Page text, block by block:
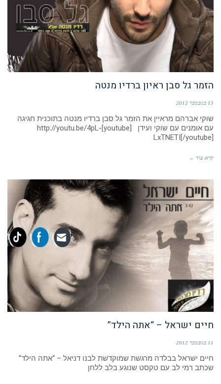
הזמר גל סבן ראיון ברדיו מנטה
13 בנובמבר 2012
שוקי אברהם מראיין את הזמר גל סבן ברדיו מנטה בתוכנית חגיגה
עם אומנים עם שוקי ועידן [youtube]http://youtu.be/4pL-
LxTNETI[/youtube]
קרא עוד ←
חיים ישראל – “אתה הילד”
11 בנובמבר 2012
חיים ישראל בבלדה מרגשת שמוקדשת לבנו דניאל – “אתה הילד”
שכתב רמי לב עם טקסט שנוגע בלב ללחן